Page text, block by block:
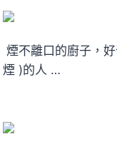
煙不離口的廚子，
煙 )的人 …